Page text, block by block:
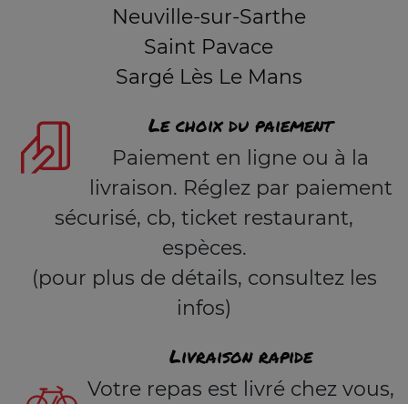
Neuville-sur-Sarthe
Saint Pavace
Sargé Lès Le Mans
Le choix du paiement
Paiement en ligne ou à la
livraison. Réglez par paiement
sécurisé, cb, ticket restaurant,
espèces.
(pour plus de détails, consultez les
infos)
Livraison rapide
Votre repas est livré chez vous,